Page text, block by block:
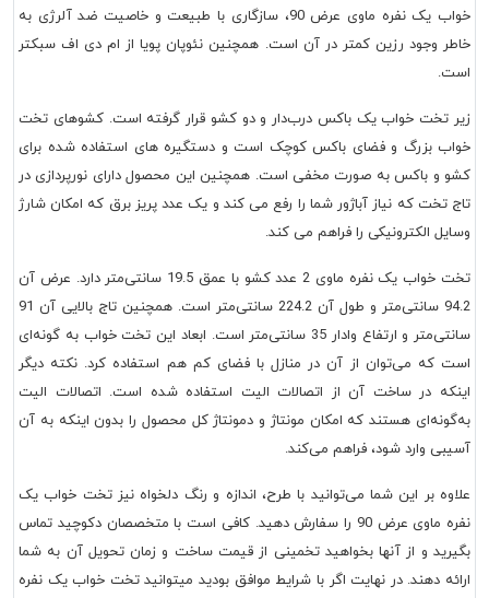
خواب یک نفره ماوی عرض 90، سازگاری با طبیعت و خاصیت ضد آلرژی به
خاطر وجود رزین کمتر در آن است. همچنین نئوپان پویا از ام دی اف سبکتر
است.
زیر تخت خواب یک باکس درب‌دار و دو کشو قرار گرفته است. کشوهای تخت
خواب بزرگ و فضای باکس کوچک است و دستگیره های استفاده شده برای
کشو و باکس به صورت مخفی است. همچنین این محصول دارای نورپردازی در
تاج تخت که نیاز آباژور شما را رفع می کند و یک عدد پریز برق که امکان شارژ
وسایل الکترونیکی را فراهم می کند.
تخت خواب یک نفره ماوی 2 عدد کشو با عمق 19.5 سانتی‌متر دارد. عرض آن
94.2 سانتی‌متر و طول آن 224.2 سانتی‌متر است. همچنین تاج بالایی آن 91
سانتی‌متر و ارتفاع وادار 35 سانتی‌متر است. ابعاد این تخت خواب به گونه‌ای
است که می‌توان از آن در منازل با فضای کم هم استفاده کرد. نکته دیگر
اینکه در ساخت آن از اتصالات الیت استفاده شده است. اتصالات الیت
به‌گونه‎‌ای هستند که امکان مونتاژ و دمونتاژ کل محصول را بدون اینکه به آن
آسیبی وارد شود، فراهم می‌کند.
علاوه بر این شما می‌توانید با طرح، اندازه و رنگ دلخواه نیز تخت خواب یک
نفره ماوی عرض 90 را سفارش دهید. کافی است با متخصصان دکوچید تماس
بگیرید و از آنها بخواهید تخمینی از قیمت ساخت و زمان تحویل آن به شما
ارائه دهند. در نهایت اگر با شرایط موافق بودید می‎توانید تخت خواب یک نفره